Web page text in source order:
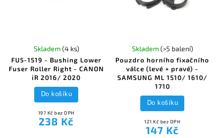
FU5-1519 - Bushing Lower
Fuser Roller Right - CANON
iR 2016/ 2020
Skladem(4 ks)
197 Kč bez DPH
238 Kč
Do košíku
Pouzdro horního fixačního
válce (levé + pravé) -
SAMSUNG ML 1510/ 1610/
1710
Skladem(>5 balení)
121 Kč bez DPH
147 Kč
Do košíku